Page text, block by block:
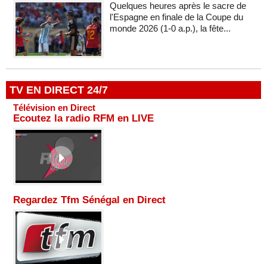
Quelques heures après le sacre de
l'Espagne en finale de la Coupe du
monde 2026 (1-0 a.p.), la fête...
TV EN DIRECT 24/7
Télévision en Direct
Ecoutez la radio RFM en LIVE
Regardez Tfm Sénégal en Direct